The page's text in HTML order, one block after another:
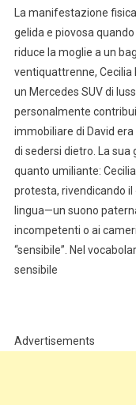
La manifestazione
gelida e piovosa
riduce la moglie a un
ventiquattrenne, Cecilia
un Mercedes SUV di
personalmente
immobiliare di David
di sedersi dietro. La
quanto umiliante:
protesta, rivendicando il
lingua—un suono
incompetenti o ai
“sensibile”. Nel
sensibile
Advertisements